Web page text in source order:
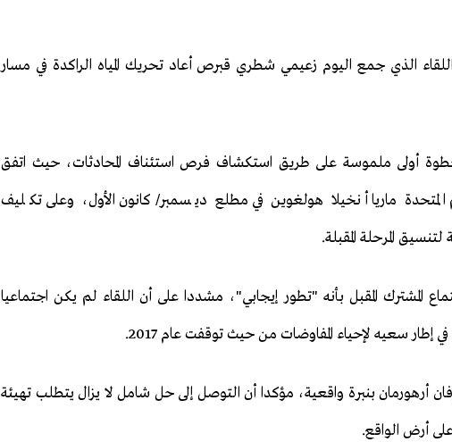
الذي جمع اليوم زعيمي شطري قبرص أعاد تحريك المياه الراكدة في مسار
خطوة أولى ملموسة على طريق استكشاف فرص استئناف المحادثات، حيث اتفق
ماريا أنخيلا هولغوين في مطلع ديسمبر/كانون الأول، وعلى تكليف
المرحلة المقبلة.
المشترك المقبل بأنه "تطور إيجابي"، مشددا على أن اللقاء لم يكن اجتماعيا
سعيه لإحياء المفاوضات من حيث توقفت عام 2017.
أرهورمان بنبرة واقعية، مؤكدا أن التوصل إلى حل شامل لا يزال يتطلب تهيئة
أرض الواقع.